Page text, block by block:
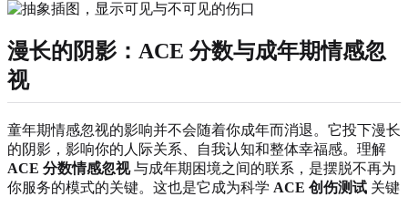
漫长的阴影： ACE 分数与成年期情感忽
视
童年期情感忽视的影响并不会随着你成年而消退。它投下漫长
的阴影，影响你的人际关系、自我认知和整体幸福感。理解
ACE 分数情感忽视与成年期困境之间的联系，是摆脱不再为
你服务的模式的关键。这也是它成为科学 ACE 创伤测试 关键